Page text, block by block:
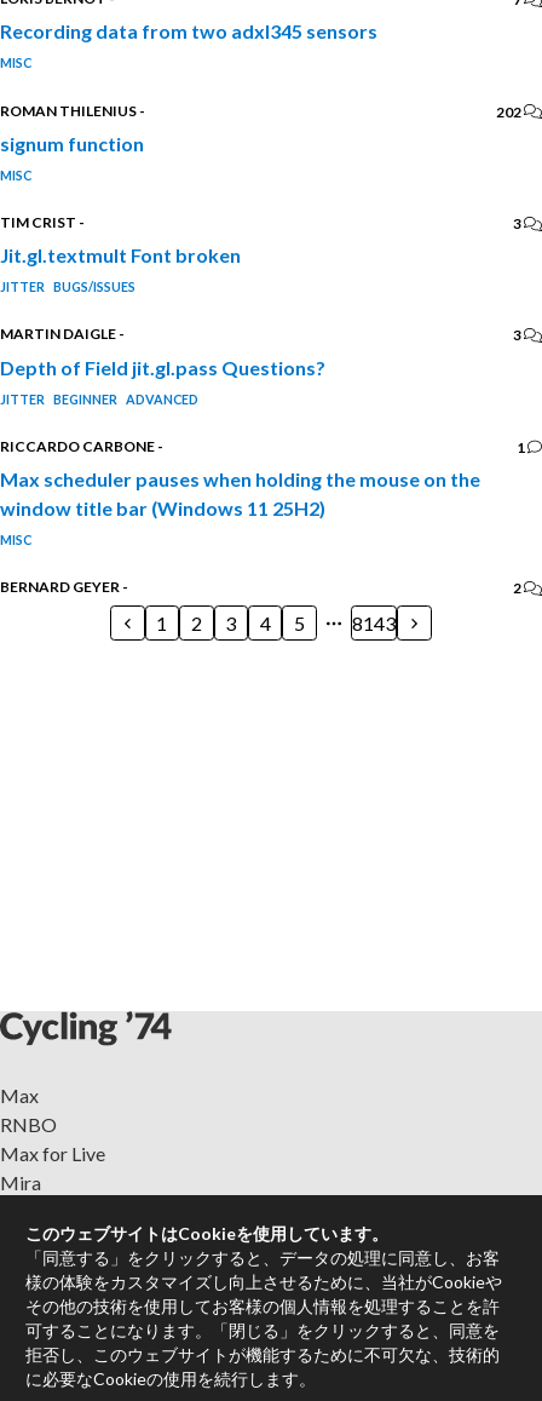
Recording data from two adxl345 sensors
MISC
ROMAN THILENIUS - 202
signum function
MISC
TIM CRIST - 3
Jit.gl.textmult Font broken
JITTER BUGS/ISSUES
MARTIN DAIGLE - 3
Depth of Field jit.gl.pass Questions?
JITTER BEGINNER ADVANCED
RICCARDO CARBONE - 1
Max scheduler pauses when holding the mouse on the
window title bar (Windows 11 25H2)
MISC
BERNARD GEYER - 2
1 2 3 4 5 8143
Max
RNBO
Max for Live
Mira
Max Packages
認定トレーナー
書籍
販売代理店
フォーラム
このウェブサイトはCookieを使用しています。
「同意する」をクリックすると、データの処理に同意し、お客
様の体験をカスタマイズし向上させるために、当社がCookieや
その他の技術を使用してお客様の個人情報を処理することを許
可することになります。「閉じる」をクリックすると、同意を
拒否し、このウェブサイトが機能するために不可欠な、技術的
に必要なCookieの使用を続行します。